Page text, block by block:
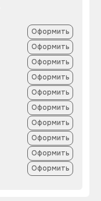
Оформить
Оформить
Оформить
Оформить
Оформить
Оформить
Оформить
Оформить
Оформить
Оформить